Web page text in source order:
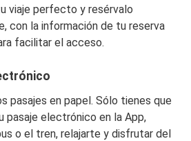
viaje perfecto y resérvalo
con la información de tu reserva
facilitar el acceso.
pasajes en papel. Sólo tienes que
pasaje electrónico en la App,
o el tren, relajarte y disfrutar del